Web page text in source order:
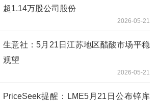
超1.14万股公司股份
2026-05-21
生意社：5月21日江苏地区醋酸市场平稳
观望
2026-05-21
PriceSeek提醒：LME5月21日公布锌库